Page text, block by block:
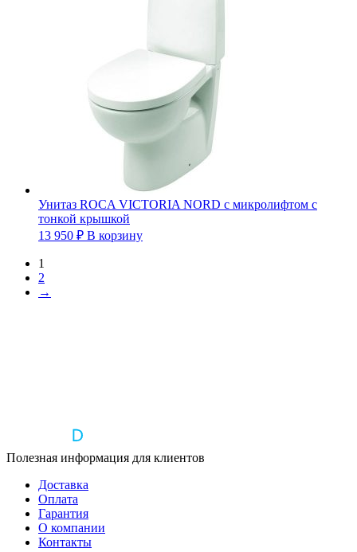
Унитаз ROCA VICTORIA NORD с микролифтом c
тонкой крышкой
13 950 ₽ В корзину
1
2
→
Полезная информация для клиентов
Доставка
Оплата
Гарантия
О компании
Контакты